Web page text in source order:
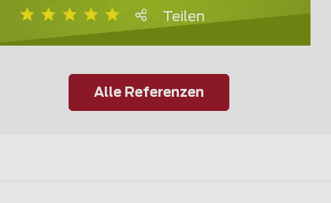
Teilen
Alle Referenzen